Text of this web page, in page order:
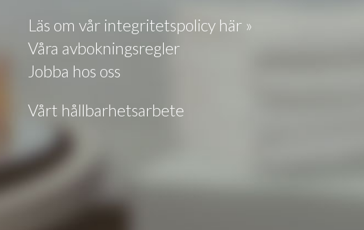
Läs om vår integritetspolicy här »
Våra avbokningsregler
Jobba hos oss
Vårt hållbarhetsarbete